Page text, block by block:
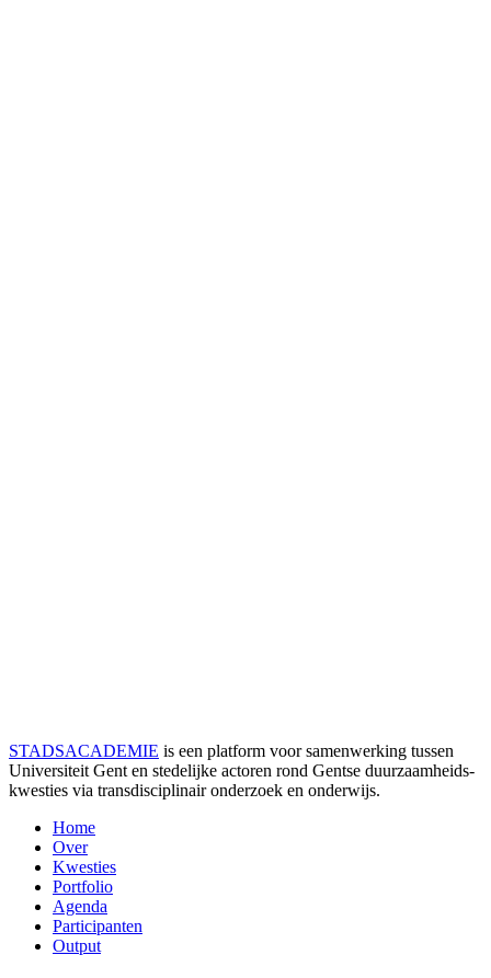
STADSACADEMIE is een platform voor samenwerking tussen
Universiteit Gent en stedelijke actoren rond Gentse duurzaamheids­
kwesties via transdisciplinair onderzoek en onderwijs.
Home
Over
Kwesties
Portfolio
Agenda
Participanten
Output